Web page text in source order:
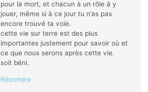
pour la mort, et chacun à un rôle à y
jouer, même si à ce jour tu n’as pas
encore trouvé ta voie.
cette vie sur terre est des plus
importantes justement pour savoir où et
ce que nous serons après cette vie.
soit béni.
Répondre